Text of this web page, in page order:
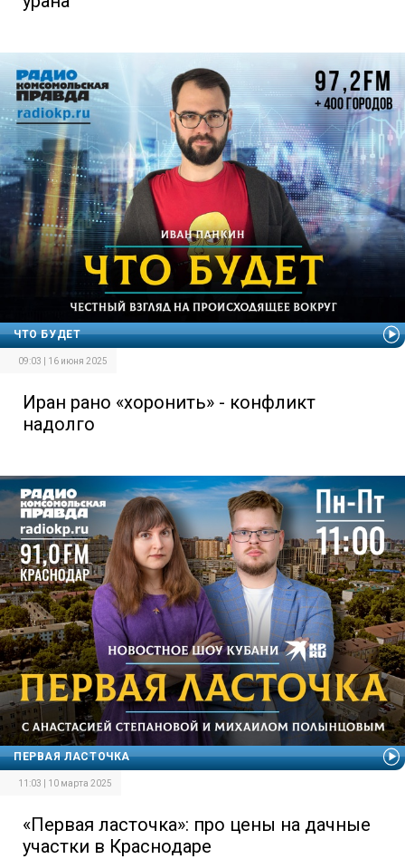
ЧТО БУДЕТ
09:03 | 16 июня 2025
Иран рано «хоронить» - конфликт
надолго
ПЕРВАЯ ЛАСТОЧКА
11:03 | 10 марта 2025
«Первая ласточка»: про цены на дачные
участки в Краснодаре